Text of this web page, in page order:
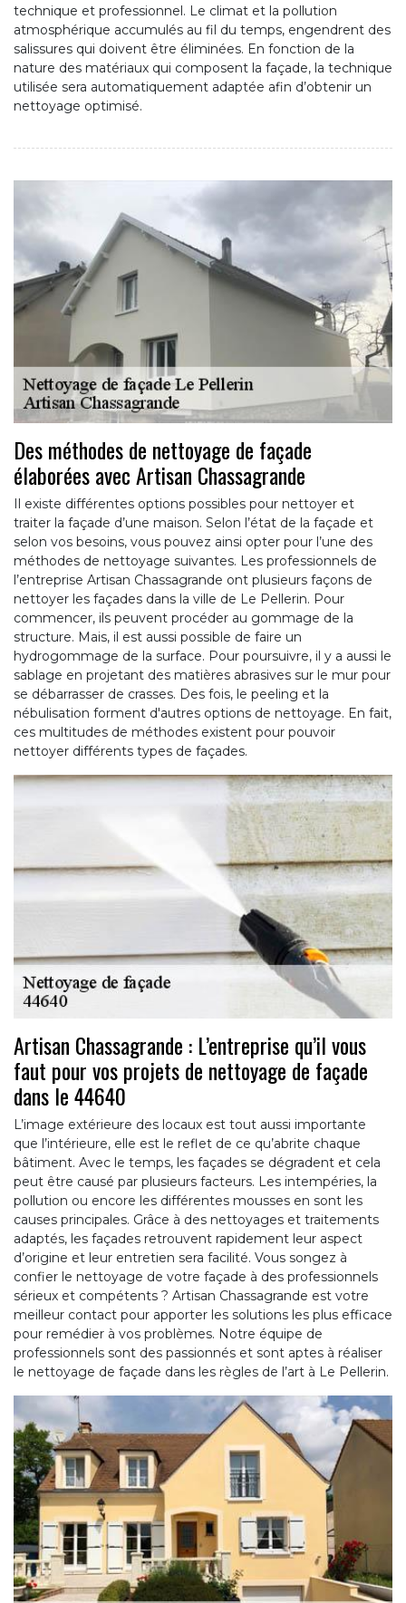
technique et professionnel. Le climat et la pollution
atmosphérique accumulés au fil du temps, engendrent des
salissures qui doivent être éliminées. En fonction de la
nature des matériaux qui composent la façade, la technique
utilisée sera automatiquement adaptée afin d’obtenir un
nettoyage optimisé.
Des méthodes de nettoyage de façade
élaborées avec Artisan Chassagrande
Il existe différentes options possibles pour nettoyer et
traiter la façade d’une maison. Selon l’état de la façade et
selon vos besoins, vous pouvez ainsi opter pour l’une des
méthodes de nettoyage suivantes. Les professionnels de
l’entreprise Artisan Chassagrande ont plusieurs façons de
nettoyer les façades dans la ville de Le Pellerin. Pour
commencer, ils peuvent procéder au gommage de la
structure. Mais, il est aussi possible de faire un
hydrogommage de la surface. Pour poursuivre, il y a aussi le
sablage en projetant des matières abrasives sur le mur pour
se débarrasser de crasses. Des fois, le peeling et la
nébulisation forment d'autres options de nettoyage. En fait,
ces multitudes de méthodes existent pour pouvoir
nettoyer différents types de façades.
Artisan Chassagrande : L’entreprise qu’il vous
faut pour vos projets de nettoyage de façade
dans le 44640
L’image extérieure des locaux est tout aussi importante
que l’intérieure, elle est le reflet de ce qu’abrite chaque
bâtiment. Avec le temps, les façades se dégradent et cela
peut être causé par plusieurs facteurs. Les intempéries, la
pollution ou encore les différentes mousses en sont les
causes principales. Grâce à des nettoyages et traitements
adaptés, les façades retrouvent rapidement leur aspect
d’origine et leur entretien sera facilité. Vous songez à
confier le nettoyage de votre façade à des professionnels
sérieux et compétents ? Artisan Chassagrande est votre
meilleur contact pour apporter les solutions les plus efficace
pour remédier à vos problèmes. Notre équipe de
professionnels sont des passionnés et sont aptes à réaliser
le nettoyage de façade dans les règles de l’art à Le Pellerin.